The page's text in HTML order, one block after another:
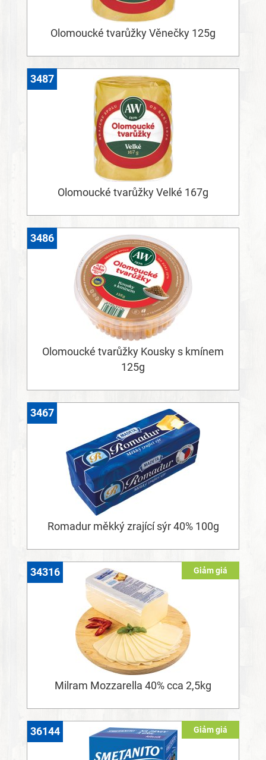
Olomoucké tvarůžky Věnečky 125g
Olomoucké tvarůžky Velké 167g
3487
Olomoucké tvarůžky Kousky s kmínem
125g
3486
Romadur měkký zrající sýr 40% 100g
3467
Giảm giá
Milram Mozzarella 40% cca 2,5kg
34316
Giảm giá
36144